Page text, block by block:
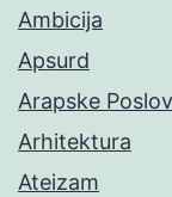
Ambicija
Apsurd
Arapske
Arhitektura
Ateizam